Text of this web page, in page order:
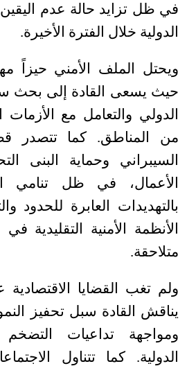
في ظل تزايد حالة عدم اليقين
الدولية خلال الفترة الأخيرة.
ويحتل الملف الأمني حيزاً
حيث يسعى القادة إلى بحث
الدولي والتعامل مع
من المناطق. كما تتصدر
السيبراني وحماية البنى
الأعمال، في ظل تنامي
بالتهديدات العابرة للحدود
الأنظمة الأمنية التقليدية
متلاحقة.
ولم تغب القضايا
يناقش القادة سبل تحفيز
ومواجهة تداعيات التضخم
الدولية. كما تتناول